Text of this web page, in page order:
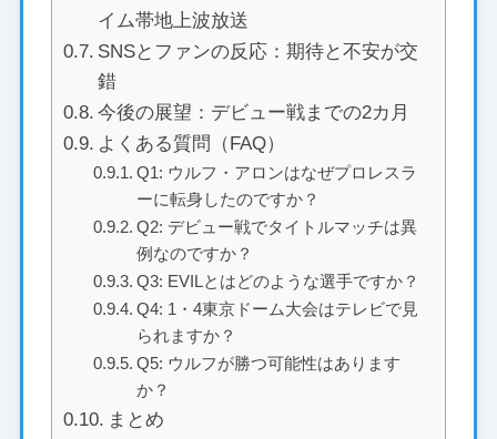
イム帯地上波放送
SNSとファンの反応：期待と不安が交
錯
今後の展望：デビュー戦までの2カ月
よくある質問（FAQ）
Q1: ウルフ・アロンはなぜプロレスラ
ーに転身したのですか？
Q2: デビュー戦でタイトルマッチは異
例なのですか？
Q3: EVILとはどのような選手ですか？
Q4: 1・4東京ドーム大会はテレビで見
られますか？
Q5: ウルフが勝つ可能性はあります
か？
まとめ